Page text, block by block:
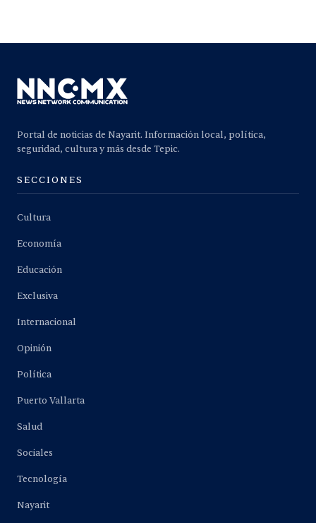
Portal de noticias de Nayarit. Información local, política,
seguridad, cultura y más desde Tepic.
SECCIONES
Cultura
Economía
Educación
Exclusiva
Internacional
Opinión
Política
Puerto Vallarta
Salud
Sociales
Tecnología
Nayarit